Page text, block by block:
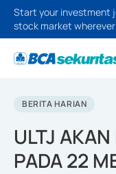
Start your investment
stock market
BERITA HARIAN
ULTJ
PADA 22